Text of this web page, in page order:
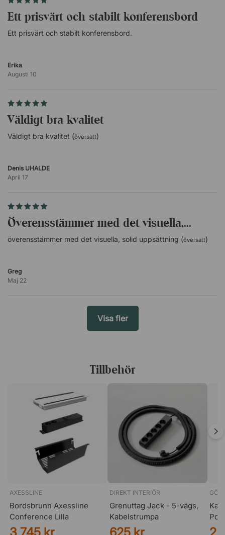
220 cm= 6-8 stolar.
240 cm= 6-8 stolar.
320 cm= 8-10 stolar.
Ett prisvärt och stabilt konferensbord
Ett prisvärt och stabilt konferensbord.
Erika
Augusti 10
Väldigt bra kvalitet
Väldigt bra kvalitet (översatt)
Denis UHALDE
April 17
överensstämmer med det visuella,...
överensstämmer med det visuella, solid uppsättning (översatt)
Greg
Maj 22
VIsa fler
Tillbehör
AXESSLINE
Bordsbrunn Axessline
Conference Lilla
DIREKT INTERIÖR
Grenuttag Jack - 5-vägs,
Kabelstrumpa